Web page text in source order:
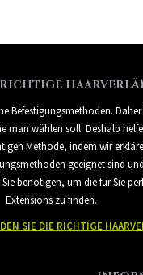
Befestigungsmethoden.
man wählen soll. Deshalb
Methode, indem wir
geeignet sind
benötigen, um die für Sie
Extensions zu finden.
SIE DIE RICHTIGE